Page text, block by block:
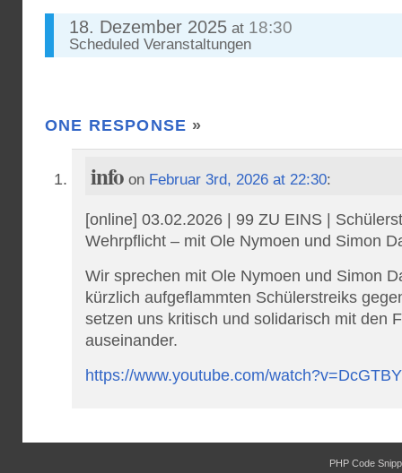
18. Dezember 2025 at 18:30
Scheduled Veranstaltungen
ONE RESPONSE »
info on Februar 3rd, 2026 at 22:30:
[online] 03.02.2026 | 99 ZU EINS |
Wehrpflicht – mit Ole Nymoen und Simon
Wir sprechen mit Ole Nymoen und Simon
kürzlich aufgeflammten Schülerstreiks
setzen uns kritisch und solidarisch mit den
auseinander.
https://www.youtube.com/
PHP Code